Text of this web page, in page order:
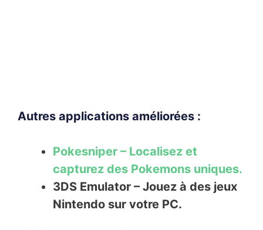
Autres applications améliorées :
Pokesniper – Localisez et
capturez des Pokemons uniques.
3DS Emulator – Jouez à des jeux
Nintendo sur votre PC.